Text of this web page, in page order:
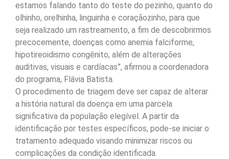
estamos falando tanto do teste do pezinho, quanto do
olhinho, orelhinha, linguinha e coraçãozinho, para que
seja realizado um rastreamento, a fim de descobrirmos
precocemente, doenças como anemia falciforme,
hipotireoidismo congênito, além de alterações
auditivas, visuais e cardíacas”, afirmou a coordenadora
do programa, Flávia Batista.
O procedimento de triagem deve ser capaz de alterar
a história natural da doença em uma parcela
significativa da população elegível. A partir da
identificação por testes específicos, pode-se iniciar o
tratamento adequado visando minimizar riscos ou
complicações da condição identificada.